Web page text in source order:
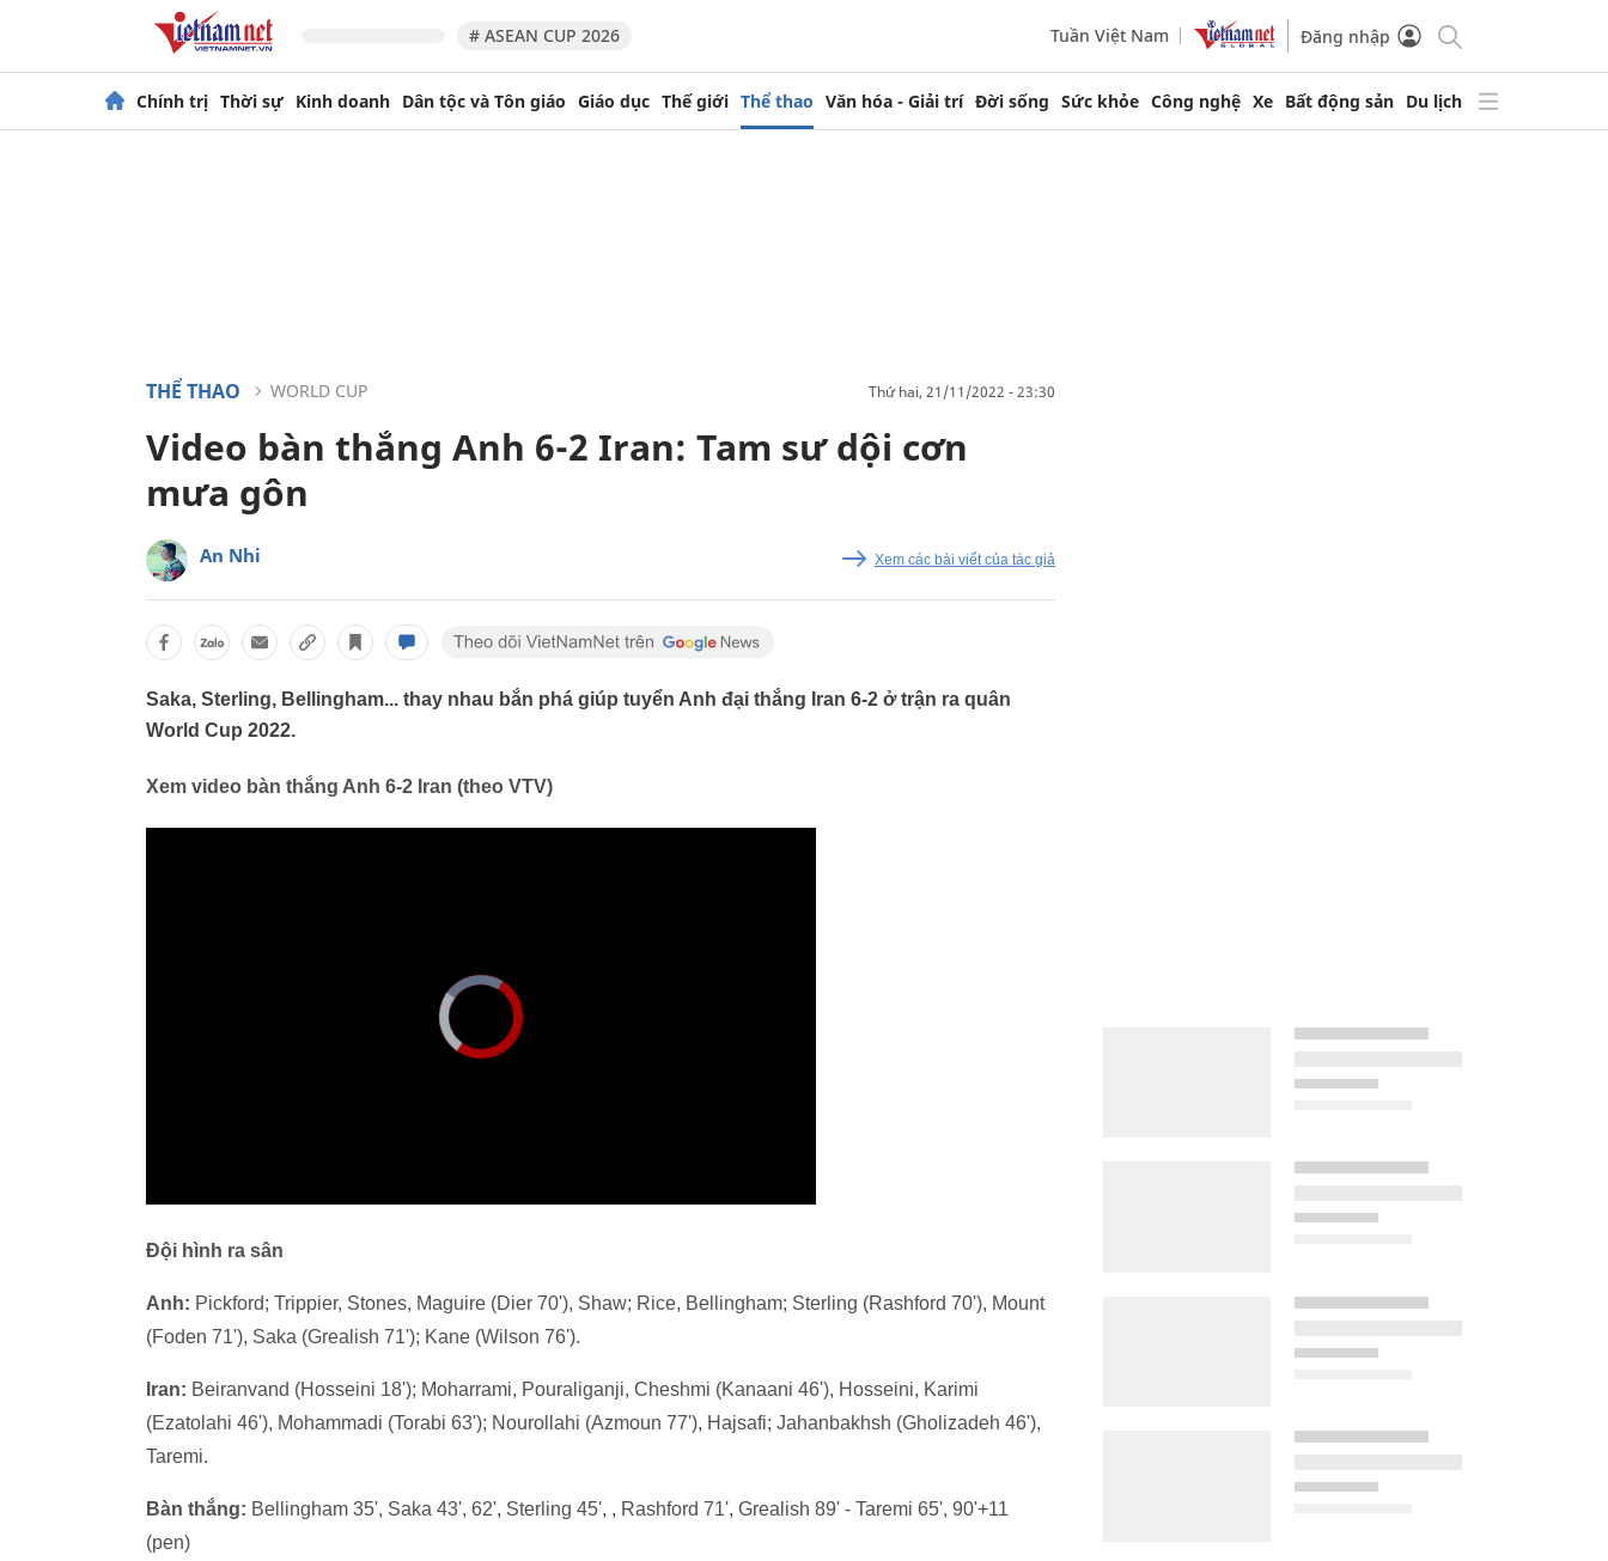
# ASEAN CUP 2026 Tuần Việt Nam Đăng nhập
Chính trị Thời sự Kinh doanh Dân tộc và Tôn giáo Giáo dục Thế giới Thể thao Văn hóa - Giải trí Đời sống Sức khỏe Công nghệ Xe Bất động sản Du lịch
THỂ THAO WORLD CUP thứ hai, 21/11/2022 - 23:30
Video bàn thắng Anh 6-2 Iran: Tam sư dội cơn
mưa gôn
An Nhi Xem các bài viết của tác giả
Saka, Sterling, Bellingham... thay nhau bắn phá giúp tuyển Anh đại thắng Iran 6-2 ở trận ra quân
World Cup 2022.
Xem video bàn thắng Anh 6-2 Iran (theo VTV)
Đội hình ra sân
Anh: Pickford; Trippier, Stones, Maguire (Dier 70'), Shaw; Rice, Bellingham; Sterling (Rashford 70'), Mount
(Foden 71'), Saka (Grealish 71'); Kane (Wilson 76').
Iran: Beiranvand (Hosseini 18'); Moharrami, Pouraliganji, Cheshmi (Kanaani 46'), Hosseini, Karimi
(Ezatolahi 46'), Mohammadi (Torabi 63'); Nourollahi (Azmoun 77'), Hajsafi; Jahanbakhsh (Gholizadeh 46'),
Taremi.
Bàn thắng: Bellingham 35', Saka 43', 62', Sterling 45', , Rashford 71', Grealish 89' - Taremi 65', 90'+11
(pen)